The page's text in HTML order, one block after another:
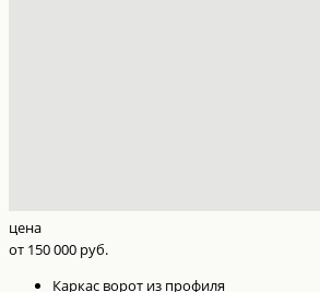
цена
от 150 000 руб.
Каркас ворот из профиля